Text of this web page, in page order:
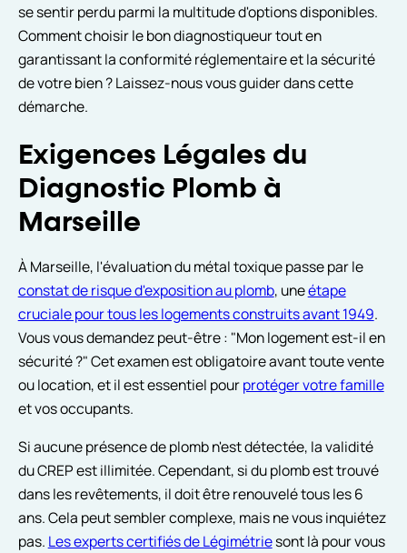
se sentir perdu parmi la multitude d'options disponibles.
Comment choisir le bon diagnostiqueur tout en
garantissant la conformité réglementaire et la sécurité
de votre bien ? Laissez-nous vous guider dans cette
démarche.
Exigences Légales du
Diagnostic Plomb à
Marseille
À Marseille, l'évaluation du métal toxique passe par le
constat de risque d'exposition au plomb, uneétape
cruciale pour tous les logements construits avant 1949.
Vous vous demandez peut-être : "Mon logement est-il en
sécurité ?" Cet examen est obligatoire avant toute vente
ou location, et il est essentiel pourprotéger votre famille
et vos occupants.
Si aucune présence de plomb n'est détectée, la validité
du CREP est illimitée. Cependant, si du plomb est trouvé
dans les revêtements, il doit être renouvelé tous les 6
ans. Cela peut sembler complexe, mais ne vous inquiétez
pas. Les experts certifiés de Légimétriesont là pour vous